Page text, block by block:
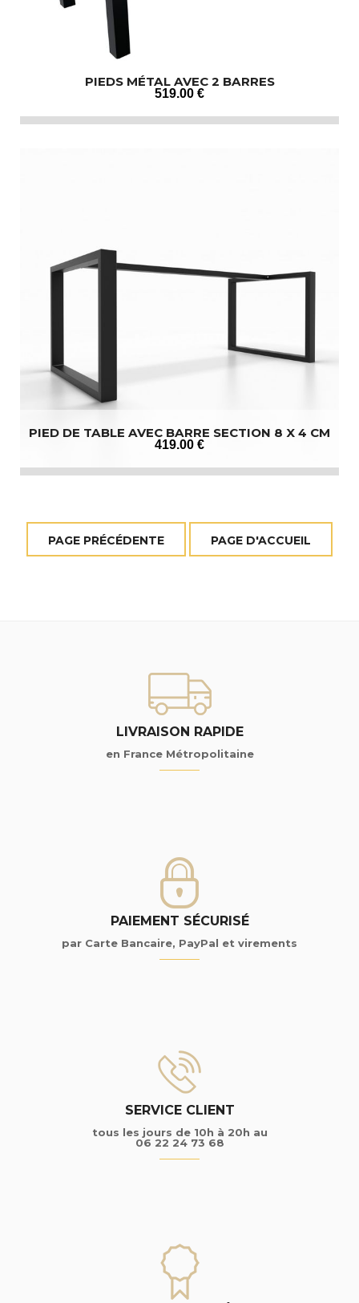
PIEDS MÉTAL AVEC 2 BARRES
519.00 €
PIED DE TABLE AVEC BARRE SECTION 8 X 4 CM
419.00 €
LIVRAISON RAPIDE
en France Métropolitaine
PAIEMENT SÉCURISÉ
par Carte Bancaire, PayPal et virements
SERVICE CLIENT
tous les jours de 10h à 20h au
06 22 24 73 68